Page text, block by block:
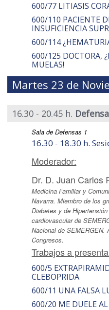
600/77 LITIASIS
600/110 PACIENTE
INSUFICIENCIA
600/114
600/125 DOCTORA,
MUELAS!
Martes 23 de
16.30 - 20.45 h.
Sala de Defensas 1
16.30 - 18.30 h.
Moderador:
Dr. D. Juan Carlos
Medicina Familiar y
Navarra. Miembro de los
Diabetes y de
cardiovascular de
Nacional de SEMERGEN.
Congresos.
Trabajos a
600/5
CLEBOPRIDA
600/11 UNA FALSA
600/20 ME DUELE